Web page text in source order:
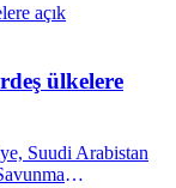
ülkelere
Suudi Arabistan